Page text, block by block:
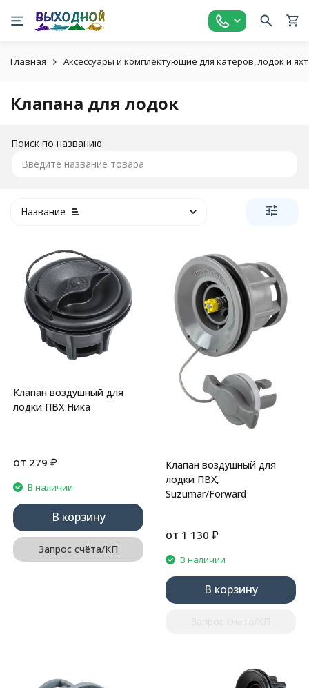
Главная Аксессуары и комплектующие для катеров, лодок и яхт
Клапана для лодок
Поиск по названию
Название
Клапан воздушный для
лодки ПВХ Ника
от 279 ₽
В наличии
В корзину
Запрос счёта/КП
Клапан воздушный для
лодки ПВХ,
Suzumar/Forward
от 1 130 ₽
В наличии
В корзину